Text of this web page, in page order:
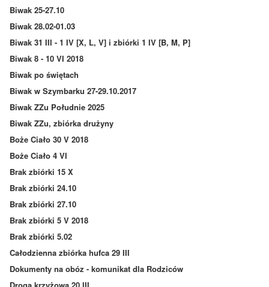
Biwak 25-27.10
Biwak 28.02-01.03
Biwak 31 III - 1 IV [X, L, V] i zbiórki 1 IV [B, M, P]
Biwak 8 - 10 VI 2018
Biwak po świętach
Biwak w Szymbarku 27-29.10.2017
Biwak ZZu Południe 2025
Biwak ZZu, zbiórka drużyny
Boże Ciało 30 V 2018
Boże Ciało 4 VI
Brak zbiórki 15 X
Brak zbiórki 24.10
Brak zbiórki 27.10
Brak zbiórki 5 V 2018
Brak zbiórki 5.02
Całodzienna zbiórka hufca 29 III
Dokumenty na obóz - komunikat dla Rodziców